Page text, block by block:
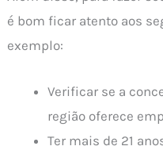
é bom ficar atento aos
exemplo:
Verificar se a
região oferece
Ter mais de 21